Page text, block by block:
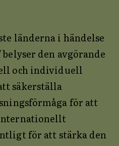
länderna i händelse
den avgörande
och individuell
säkerställa
för att
för att stärka den